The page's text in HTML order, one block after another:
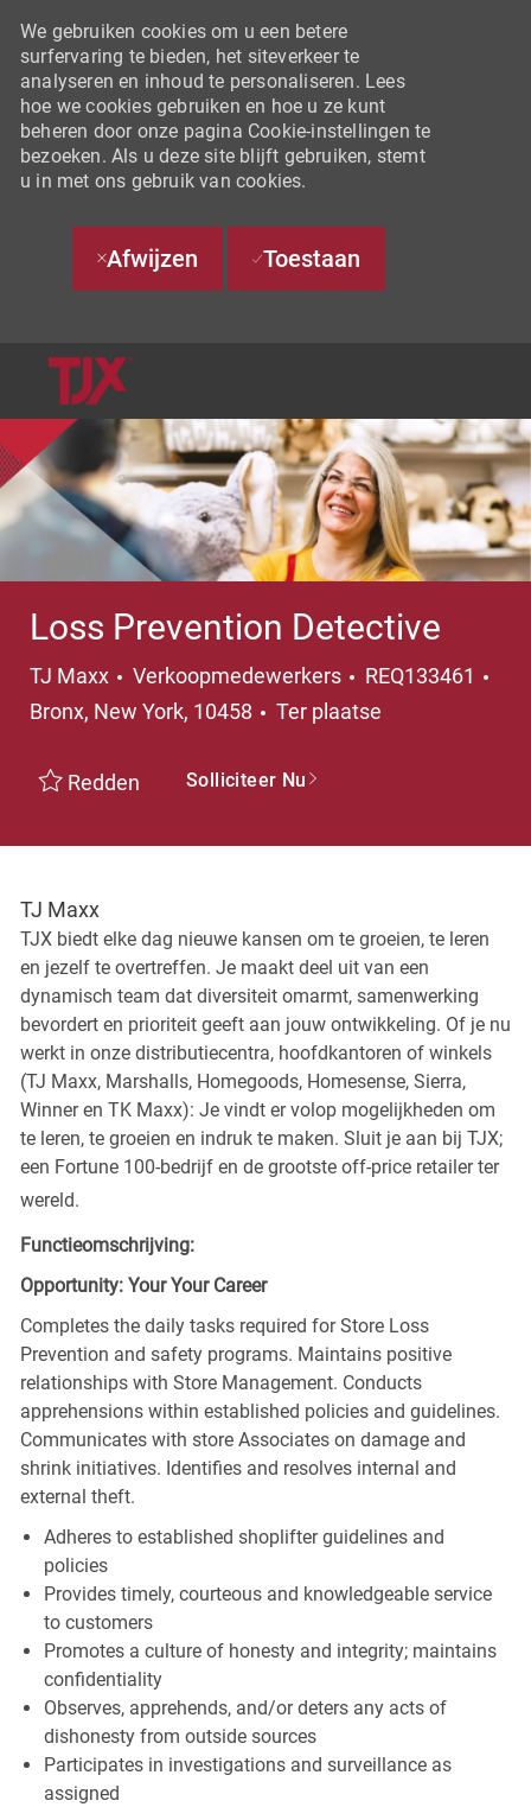
We gebruiken cookies om u een betere
surfervaring te bieden, het siteverkeer te
analyseren en inhoud te personaliseren. Lees
hoe we cookies gebruiken en hoe u ze kunt
beheren door onze pagina Cookie-instellingen te
bezoeken. Als u deze site blijft gebruiken, stemt
u in met ons gebruik van cookies.
Afwijzen Toestaan
Loss Prevention Detective
TJ Maxx Categorie
Verkoopmedewerkers REQ133461
Bronx, New York, 10458
Ter plaatse
Redden Solliciteer Nu
TJ Maxx
TJX biedt elke dag nieuwe kansen om te groeien, te leren
en jezelf te overtreffen. Je maakt deel uit van een
dynamisch team dat diversiteit omarmt, samenwerking
bevordert en prioriteit geeft aan jouw ontwikkeling. Of je nu
werkt in onze distributiecentra, hoofdkantoren of winkels
(TJ Maxx, Marshalls, Homegoods, Homesense, Sierra,
Winner en TK Maxx): Je vindt er volop mogelijkheden om
te leren, te groeien en indruk te maken. Sluit je aan bij TJX;
een Fortune 100-bedrijf en de grootste off-price retailer ter
wereld.
Functieomschrijving:
Opportunity: Your Your Career
Completes the daily tasks required for Store Loss
Prevention and safety programs. Maintains positive
relationships with Store Management. Conducts
apprehensions within established policies and guidelines.
Communicates with store Associates on damage and
shrink initiatives. Identifies and resolves internal and
external theft.
Adheres to established shoplifter guidelines and
policies
Provides timely, courteous and knowledgeable service
to customers
Promotes a culture of honesty and integrity; maintains
confidentiality
Observes, apprehends, and/or deters any acts of
dishonesty from outside sources
Participates in investigations and surveillance as
assigned